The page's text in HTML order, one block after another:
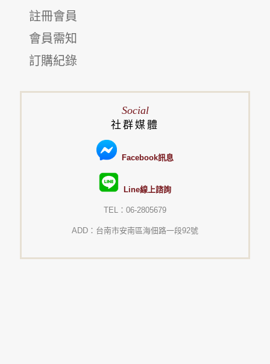
註冊會員
會員需知
訂購紀錄
Social
社群媒體
Facebook訊息
Line線上諮詢
TEL：06-2805679
ADD：台南市安南區海佃路一段92號